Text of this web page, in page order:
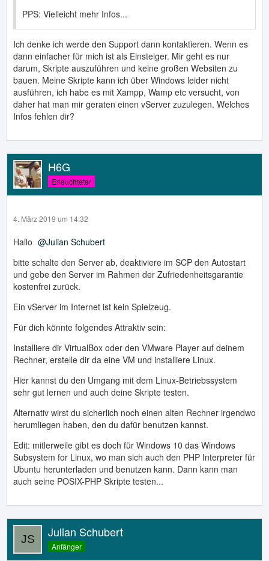
PPS: Vielleicht mehr Infos...
Ich denke ich werde den Support dann kontaktieren. Wenn es
dann einfacher für mich ist als Einsteiger. Mir geht es nur
darum, Skripte auszuführen und keine großen Websiten zu
bauen. Meine Skripte kann ich über Windows leider nicht
ausführen, ich habe es mit Xampp, Wamp etc versucht, von
daher hat man mir geraten einen vServer zuzulegen. Welches
Infos fehlen dir?
H6G
Erleuchteter
4. März 2019 um 14:32
Hallo
Julian Schubert
bitte schalte den Server ab, deaktiviere im SCP den Autostart
und gebe den Server im Rahmen der Zufriedenheitsgarantie
kostenfrei zurück.
Ein vServer im Internet ist kein Spielzeug.
Für dich könnte folgendes Attraktiv sein:
Installiere dir VirtualBox oder den VMware Player auf deinem
Rechner, erstelle dir da eine VM und installiere Linux.
Hier kannst du den Umgang mit dem Linux-Betriebssystem
sehr gut lernen und auch deine Skripte testen.
Alternativ wirst du sicherlich noch einen alten Rechner irgendwo
herumliegen haben, den du dafür benutzen kannst.
Edit: mitlerweile gibt es doch für Windows 10 das Windows
Subsystem for Linux, wo man sich auch den PHP Interpreter für
Ubuntu herunterladen und benutzen kann. Dann kann man
auch seine POSIX-PHP Skripte testen...
Julian Schubert
Anfänger